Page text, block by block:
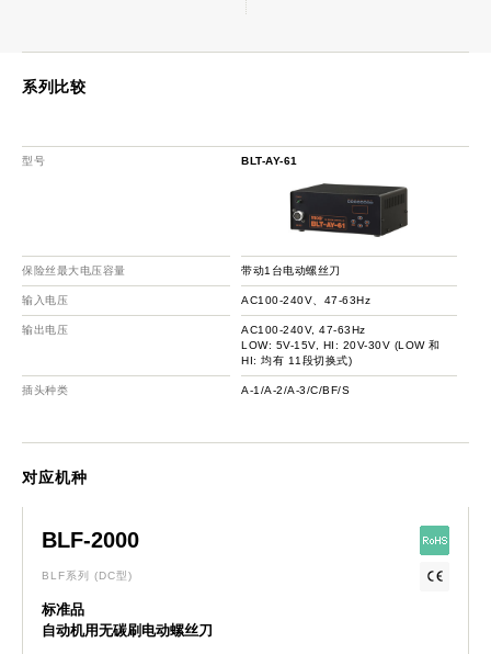
系列比较
型号
保险丝最大电压容量
输入电压
输出电压
插头种类
BLT-AY-61
带动1台电动螺丝刀
AC100-240V、47-63Hz
AC100-240V, 47-63Hz
LOW: 5V-15V, HI: 20V-30V (LOW 和
HI: 均有 11段切换式)
A-1/A-2/A-3/C/BF/S
对应机种
BLF-2000
BLF系列 (DC型)
标准品
自动机用无碳刷电动螺丝刀